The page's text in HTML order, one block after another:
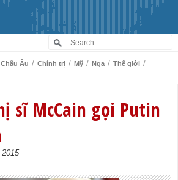
Châu Âu / Chính trị / Mỹ / Nga / Thế giới /
sĩ McCain gọi Putin